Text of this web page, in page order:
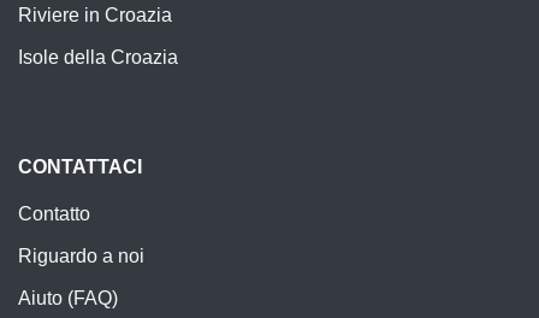
Riviere in Croazia
Isole della Croazia
CONTATTACI
Contatto
Riguardo a noi
Aiuto (FAQ)